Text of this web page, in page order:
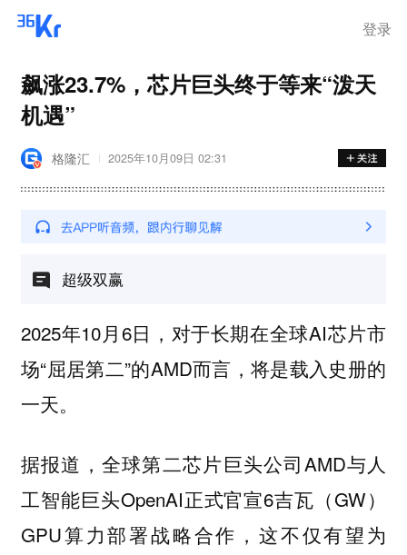
登录
飙涨23.7%，芯片巨头终于等来“泼天
机遇”
格隆汇 2025年10月09日 02:31
超级双赢
2025年10月6日，对于长期在全球AI芯片市
场“屈居第二”的AMD而言，将是载入史册的
一天。
据报道，全球第二芯片巨头公司AMD与人
工智能巨头OpenAI正式官宣6吉瓦（GW）
GPU算力部署战略合作，这不仅有望为